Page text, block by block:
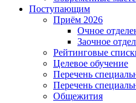
Поступающим
Приём 2026
Очное
Заочное
Рейтинговые
Целевое обучение
Перечень
Перечень
Общежития